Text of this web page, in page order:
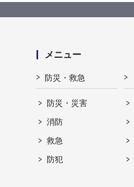
メニュー
防災・救急
防災・災害
消防
救急
防犯